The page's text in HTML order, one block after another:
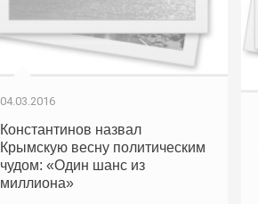
04.03.2016
Константинов назвал
Крымскую весну политическим
чудом: «Один шанс из
миллиона»